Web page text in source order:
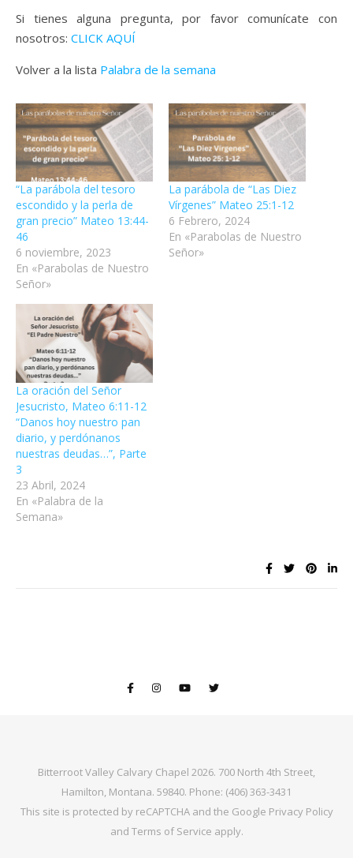
Si tienes alguna pregunta, por favor comunícate con
nosotros: CLICK AQUÍ
Volver a la lista Palabra de la semana
“La parábola del tesoro
escondido y la perla de
gran precio” Mateo 13:44-
46
6 noviembre, 2023
En «Parabolas de Nuestro
Señor»
La parábola de “Las Diez
Vírgenes” Mateo 25:1-12
6 Febrero, 2024
En «Parabolas de Nuestro
Señor»
La oración del Señor
Jesucristo, Mateo 6:11-12
“Danos hoy nuestro pan
diario, y perdónanos
nuestras deudas…”, Parte
3
23 Abril, 2024
En «Palabra de la
Semana»
Bitterroot Valley Calvary Chapel 2026. 700 North 4th Street,
Hamilton, Montana. 59840. Phone: (406) 363-3431
This site is protected by reCAPTCHA and the Google Privacy Policy
and Terms of Service apply.